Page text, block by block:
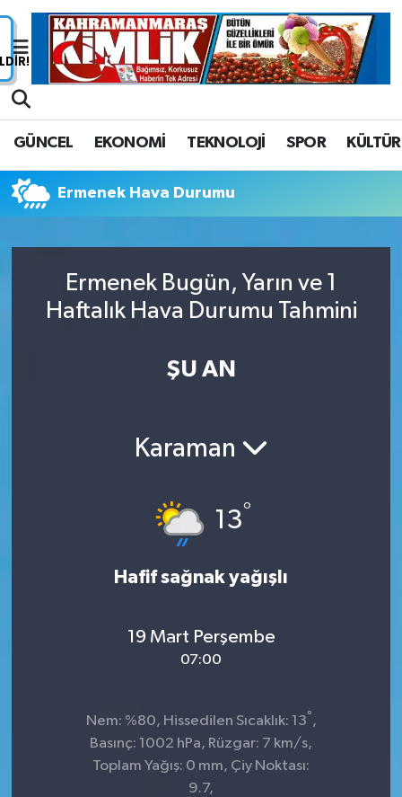
GÜNCEL EKONOMİ TEKNOLOJİ SPOR KÜLTÜR
Ermenek Hava Durumu
Ermenek Bugün, Yarın ve 1
Haftalık Hava Durumu Tahmini
ŞU AN
Karaman
13°
Hafif sağnak yağışlı
19 Mart Perşembe
07:00
Nem: %80, Hissedilen Sıcaklık: 13° ,
Basınç: 1002 hPa, Rüzgar: 7 km/s,
Toplam Yağış: 0 mm, Çiy Noktası:
9.7,
Nöbetçi Eczaneler
Trafik Durumu
Süper Lig Puan Durumu ve Fikstür